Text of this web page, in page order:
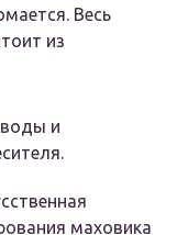
Весь
из
воды и
маховика